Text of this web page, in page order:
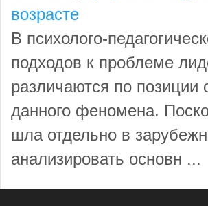
возрасте
В психолого-
подходов к проблеме
различаются по позиции
данного феномена.
шла отдельно в
анализировать основн ...